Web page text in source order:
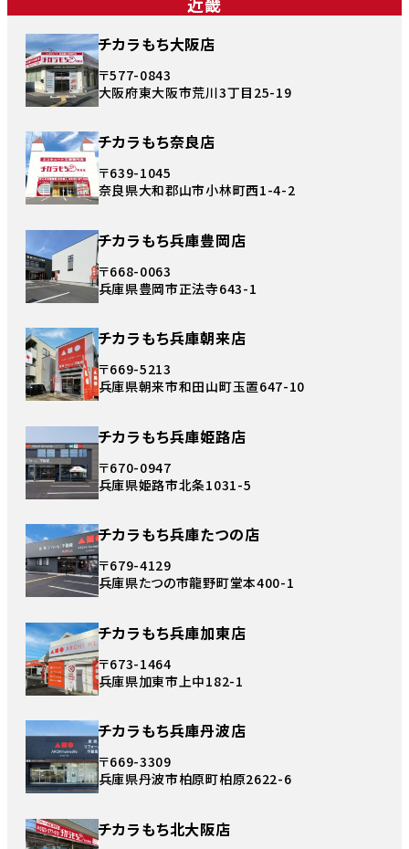
チカラもち大阪店
〒577-0843
大阪府東大阪市荒川3丁目25-19
チカラもち奈良店
〒639-1045
奈良県大和郡山市小林町西1-4-2
チカラもち兵庫豊岡店
〒668-0063
兵庫県豊岡市正法寺643-1
チカラもち兵庫朝来店
〒669-5213
兵庫県朝来市和田山町玉置647-10
チカラもち兵庫姫路店
〒670-0947
兵庫県姫路市北条1031-5
チカラもち兵庫たつの店
〒679-4129
兵庫県たつの市龍野町堂本400-1
チカラもち兵庫加東店
〒673-1464
兵庫県加東市上中182-1
チカラもち兵庫丹波店
〒669-3309
兵庫県丹波市柏原町柏原2622-6
チカラもち北大阪店